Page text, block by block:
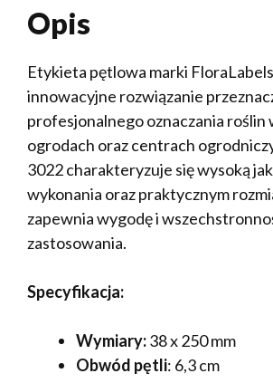
Opis
Etykieta pętlowa marki
innowacyjne rozwiązanie
profesjonalnego oznaczania roślin
ogrodach oraz centrach
3022 charakteryzuje się wysoką
wykonania oraz praktycznym
zapewnia wygodę i
zastosowania.
Specyfikacja:
Wymiary:38 x 250 mm
Obwód pętli: 6,3 cm